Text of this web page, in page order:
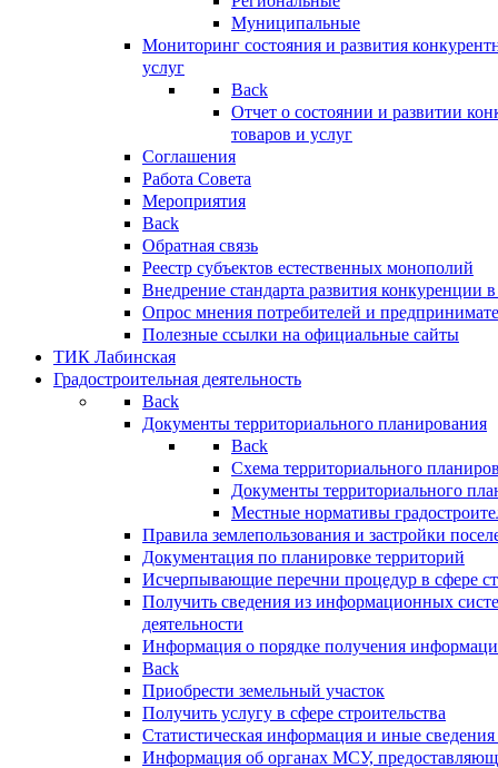
Муниципальные
Мониторинг состояния и развития
услуг
Back
Отчет о состоянии и развитии
товаров и услуг
Соглашения
Работа Совета
Мероприятия
Back
Обратная связь
Реестр субъектов естественных монополий
Внедрение стандарта развития конкуренции
Опрос мнения потребителей и
Полезные ссылки на официальные сайты
ТИК Лабинская
Градостроительная деятельность
Back
Документы территориального планирования
Back
Схема территориального
Документы территориального
Местные нормативы
Правила землепользования и застройки
Документация по планировке территорий
Исчерпывающие перечни процедур в сфере
Получить сведения из информационных
деятельности
Информация о порядке получения
Back
Приобрести земельный участок
Получить услугу в сфере строительства
Статистическая информация и иные сведения
Информация об органах МСУ,